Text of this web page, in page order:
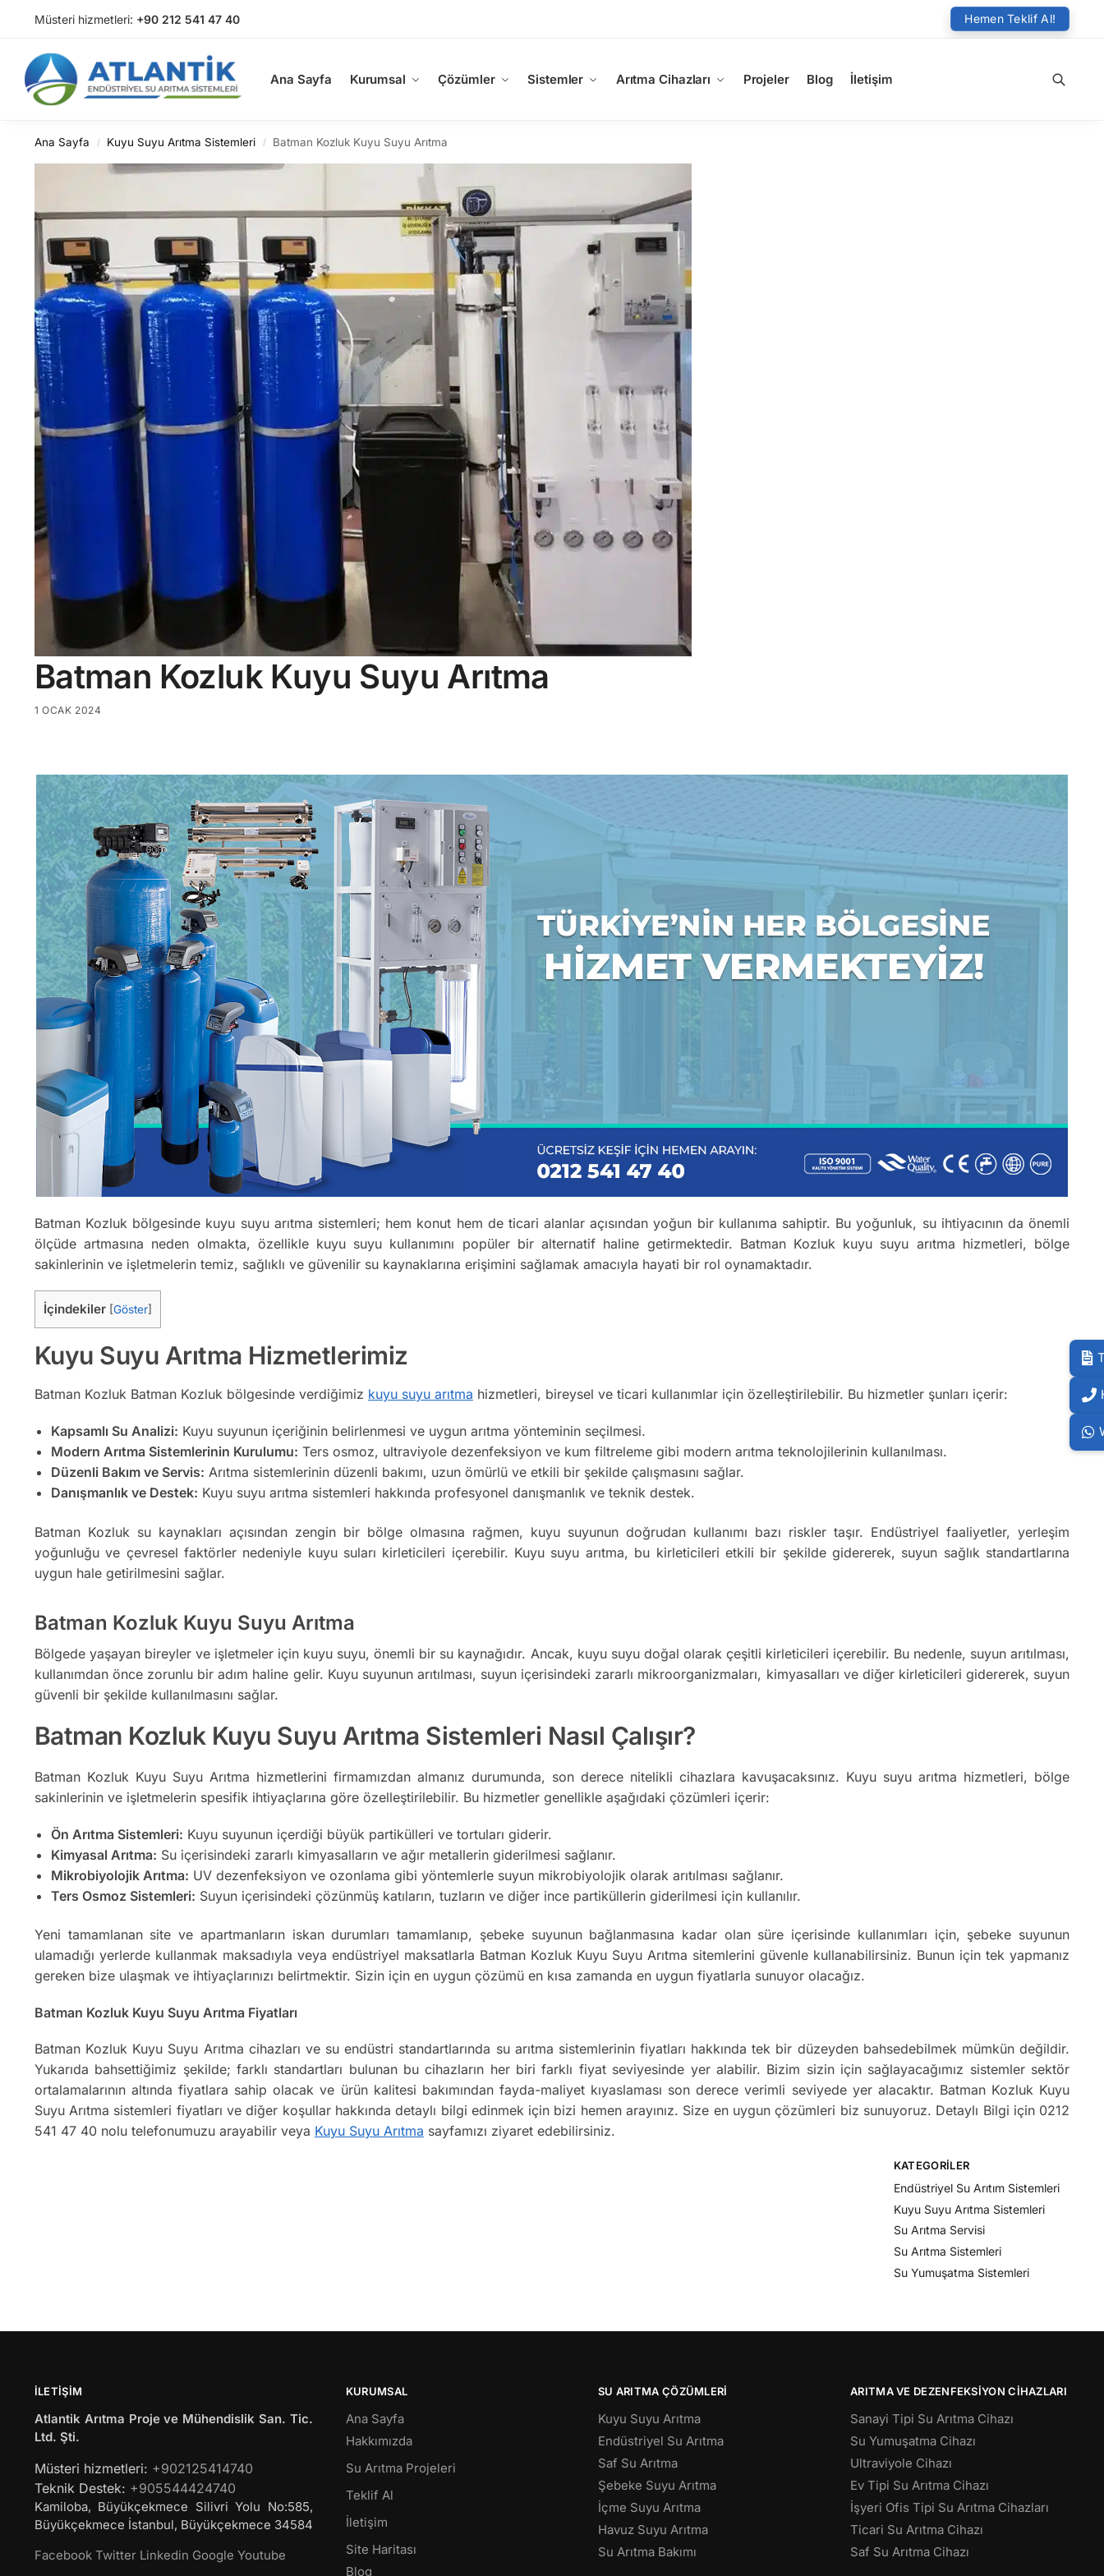
Müsteri hizmetleri: +90 212 541 47 40 Hemen Teklif Al!
Ana Sayfa Kurumsal Çözümler Sistemler Arıtma Cihazları Projeler Blog İletişim
Arama
Ara
Ana Sayfa / Kuyu Suyu Arıtma Sistemleri / Batman Kozluk Kuyu Suyu Arıtma
Batman Kozluk Kuyu Suyu Arıtma
1 OCAK 2024
Batman Kozluk bölgesinde kuyu suyu arıtma sistemleri; hem konut hem de ticari alanlar açısından yoğun bir kullanıma sahiptir. Bu yoğunluk, su ihtiyacının da önemli
ölçüde artmasına neden olmakta, özellikle kuyu suyu kullanımını popüler bir alternatif haline getirmektedir. Batman Kozluk kuyu suyu arıtma hizmetleri, bölge
sakinlerinin ve işletmelerin temiz, sağlıklı ve güvenilir su kaynaklarına erişimini sağlamak amacıyla hayati bir rol oynamaktadır.
İçindekiler [Göster]
Kuyu Suyu Arıtma Hizmetlerimiz
Batman Kozluk Batman Kozluk bölgesinde verdiğimiz kuyu suyu arıtma hizmetleri, bireysel ve ticari kullanımlar için özelleştirilebilir. Bu hizmetler şunları içerir:
Kapsamlı Su Analizi: Kuyu suyunun içeriğinin belirlenmesi ve uygun arıtma yönteminin seçilmesi.
Modern Arıtma Sistemlerinin Kurulumu: Ters osmoz, ultraviyole dezenfeksiyon ve kum filtreleme gibi modern arıtma teknolojilerinin kullanılması.
Düzenli Bakım ve Servis: Arıtma sistemlerinin düzenli bakımı, uzun ömürlü ve etkili bir şekilde çalışmasını sağlar.
Danışmanlık ve Destek: Kuyu suyu arıtma sistemleri hakkında profesyonel danışmanlık ve teknik destek.
Batman Kozluk su kaynakları açısından zengin bir bölge olmasına rağmen, kuyu suyunun doğrudan kullanımı bazı riskler taşır. Endüstriyel faaliyetler, yerleşim
yoğunluğu ve çevresel faktörler nedeniyle kuyu suları kirleticileri içerebilir. Kuyu suyu arıtma, bu kirleticileri etkili bir şekilde gidererek, suyun sağlık standartlarına
uygun hale getirilmesini sağlar.
Batman Kozluk Kuyu Suyu Arıtma
Bölgede yaşayan bireyler ve işletmeler için kuyu suyu, önemli bir su kaynağıdır. Ancak, kuyu suyu doğal olarak çeşitli kirleticileri içerebilir. Bu nedenle, suyun arıtılması,
kullanımdan önce zorunlu bir adım haline gelir. Kuyu suyunun arıtılması, suyun içerisindeki zararlı mikroorganizmaları, kimyasalları ve diğer kirleticileri gidererek, suyun
güvenli bir şekilde kullanılmasını sağlar.
Batman Kozluk Kuyu Suyu Arıtma Sistemleri Nasıl Çalışır?
Batman Kozluk Kuyu Suyu Arıtma hizmetlerini firmamızdan almanız durumunda, son derece nitelikli cihazlara kavuşacaksınız. Kuyu suyu arıtma hizmetleri, bölge
sakinlerinin ve işletmelerin spesifik ihtiyaçlarına göre özelleştirilebilir. Bu hizmetler genellikle aşağıdaki çözümleri içerir:
Ön Arıtma Sistemleri: Kuyu suyunun içerdiği büyük partikülleri ve tortuları giderir.
Kimyasal Arıtma: Su içerisindeki zararlı kimyasalların ve ağır metallerin giderilmesi sağlanır.
Mikrobiyolojik Arıtma: UV dezenfeksiyon ve ozonlama gibi yöntemlerle suyun mikrobiyolojik olarak arıtılması sağlanır.
Ters Osmoz Sistemleri: Suyun içerisindeki çözünmüş katıların, tuzların ve diğer ince partiküllerin giderilmesi için kullanılır.
Yeni tamamlanan site ve apartmanların iskan durumları tamamlanıp, şebeke suyunun bağlanmasına kadar olan süre içerisinde kullanımları için, şebeke suyunun
ulamadığı yerlerde kullanmak maksadıyla veya endüstriyel maksatlarla Batman Kozluk Kuyu Suyu Arıtma sitemlerini güvenle kullanabilirsiniz. Bunun için tek yapmanız
gereken bize ulaşmak ve ihtiyaçlarınızı belirtmektir. Sizin için en uygun çözümü en kısa zamanda en uygun fiyatlarla sunuyor olacağız.
Batman Kozluk Kuyu Suyu Arıtma Fiyatları
Batman Kozluk Kuyu Suyu Arıtma cihazları ve su endüstri standartlarında su arıtma sistemlerinin fiyatları hakkında tek bir düzeyden bahsedebilmek mümkün değildir.
Yukarıda bahsettiğimiz şekilde; farklı standartları bulunan bu cihazların her biri farklı fiyat seviyesinde yer alabilir. Bizim sizin için sağlayacağımız sistemler sektör
ortalamalarının altında fiyatlara sahip olacak ve ürün kalitesi bakımından fayda-maliyet kıyaslaması son derece verimli seviyede yer alacaktır. Batman Kozluk Kuyu
Suyu Arıtma sistemleri fiyatları ve diğer koşullar hakkında detaylı bilgi edinmek için bizi hemen arayınız. Size en uygun çözümleri biz sunuyoruz. Detaylı Bilgi için 0212
541 47 40 nolu telefonumuzu arayabilir veya Kuyu Suyu Arıtma sayfamızı ziyaret edebilirsiniz.
KATEGORILER
Endüstriyel Su Arıtım Sistemleri
Kuyu Suyu Arıtma Sistemleri
Su Arıtma Servisi
Su Arıtma Sistemleri
Su Yumuşatma Sistemleri
İLETIŞIM
Atlantik Arıtma Proje ve Mühendislik San. Tic.
Ltd. Şti.
Müsteri hizmetleri: +902125414740
Teknik Destek: +905544424740
Kamiloba, Büyükçekmece Silivri Yolu No:585,
Büyükçekmece İstanbul, Büyükçekmece 34584
Facebook Twitter Linkedin Google Youtube
KURUMSAL
Ana Sayfa
Hakkımızda
Su Arıtma Projeleri
Teklif Al
İletişim
Site Haritası
Blog
SU ARITMA ÇÖZÜMLERI
Kuyu Suyu Arıtma
Endüstriyel Su Arıtma
Saf Su Arıtma
Şebeke Suyu Arıtma
İçme Suyu Arıtma
Havuz Suyu Arıtma
Su Arıtma Bakımı
ARITMA VE DEZENFEKSIYON CIHAZLARI
Sanayi Tipi Su Arıtma Cihazı
Su Yumuşatma Cihazı
Ultraviyole Cihazı
Ev Tipi Su Arıtma Cihazı
İşyeri Ofis Tipi Su Arıtma Cihazları
Ticari Su Arıtma Cihazı
Saf Su Arıtma Cihazı